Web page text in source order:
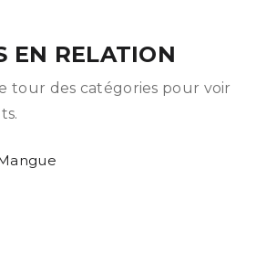
EN RELATION
tour des catégories pour voir